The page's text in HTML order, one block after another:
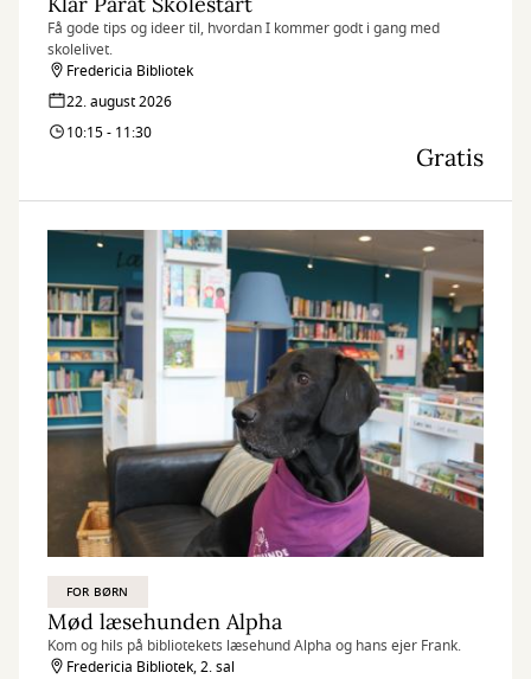
Få gode tips og ideer til, hvordan I kommer godt i gang med
skolelivet.
Fredericia Bibliotek
22. august 2026
10:15 - 11:30
Gratis
FOR BØRN
Mød læsehunden Alpha
Kom og hils på bibliotekets læsehund Alpha og hans ejer Frank.
Fredericia Bibliotek, 2. sal